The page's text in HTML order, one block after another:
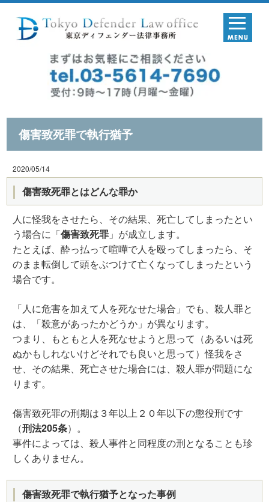
傷害致死罪で執行猶予
2020/05/14
傷害致死罪とはどんな罪か
人に怪我をさせたら、その結果、死亡してしまったとい
う場合に「傷害致死罪 」が成立します。
たとえば、酔っ払って喧嘩で人を殴ってしまったら、そ
のまま転倒して頭をぶつけて亡くなってしまったという
場合です。
「人に危害を加えて人を死なせた場合」でも、殺人罪と
は、「殺意があったかどうか」が異なります。
つまり、もともと人を死なせようと思って（あるいは死
ぬかもしれないけどそれでも良いと思って）怪我をさ
せ、その結果、死亡させた場合には、殺人罪が問題にな
ります。
傷害致死罪の刑期は３年以上２０年以下の懲役刑です
（刑法205条）。
事件によっては、殺人事件と同程度の刑となることも珍
しくありません。
傷害致死罪で執行猶予となった事例